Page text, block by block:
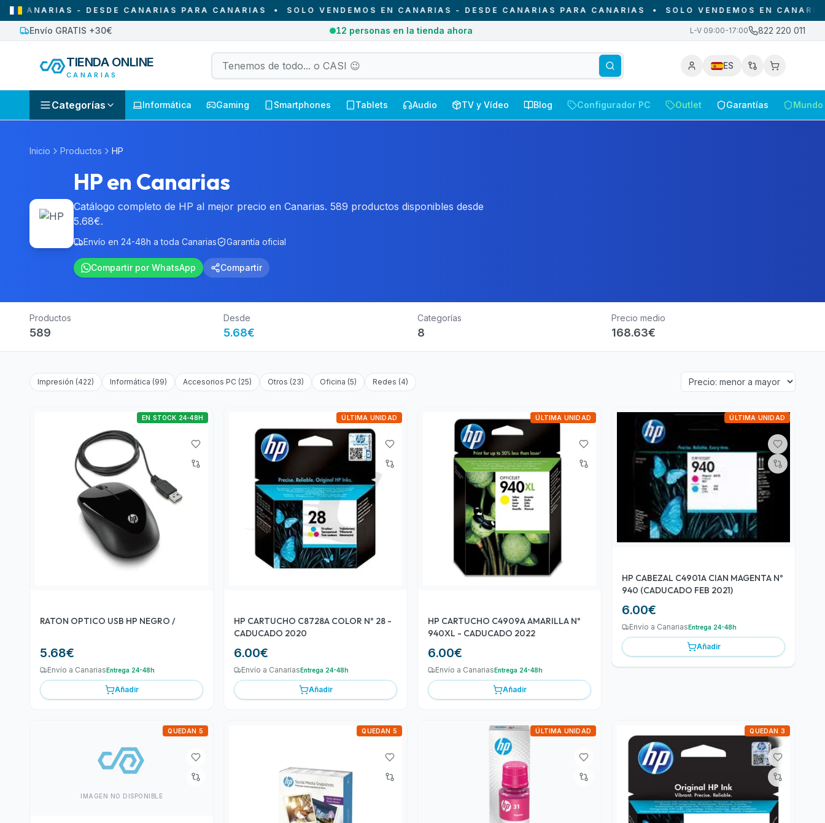
- DESDE CANARIAS PARA CANARIAS•SOLO VENDEMOS EN CANARIAS - DESDE CANARIAS PARA CANARIAS•SOLO VENDEMOS EN CANARIAS - DESDE
Envío GRATIS +30€ pedidos entregados hoy en Canarias L-V 09:00-17:00 822 220 011
TIENDA ONLINE
CANARIAS
ES
Categorías Informática Gaming Smartphones Tablets Audio TV y Vídeo Blog Configurador PC Outlet Garantías
Inicio Productos HP
HP en Canarias
Catálogo completo de HP al mejor precio en Canarias. 589 productos disponibles desde
5.68€.
Envío en 24-48h a toda Canarias Garantía oficial
Compartir por WhatsApp Compartir
Productos
589
Desde
5.68€
Categorías
8
Precio medio
168.63€
Impresión (422) Informática (99) Accesorios PC (25) Otros (23) Oficina (5) Redes (4)
RATON OPTICO USB HP NEGRO /
5.68€
EN STOCK 24-48H
Envío a CanariasEntrega 24-48h
Añadir
HP CARTUCHO C8728A COLOR Nº 28 -
CADUCADO 2020
6.00€
ÚLTIMA UNIDAD
Envío a CanariasEntrega 24-48h
Añadir
HP CARTUCHO C4909A AMARILLA Nº
940XL - CADUCADO 2022
6.00€
ÚLTIMA UNIDAD
Envío a CanariasEntrega 24-48h
Añadir
HP CABEZAL C4901A CIAN MAGENTA Nº
940 (CADUCADO FEB 2021)
6.00€
ÚLTIMA UNIDAD
Envío a CanariasEntrega 24-48h
Añadir
IMAGEN NO DISPONIBLE
QUEDAN 5 QUEDAN 5 ÚLTIMA UNIDAD QUEDAN 3